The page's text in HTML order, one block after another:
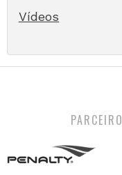
Vídeos